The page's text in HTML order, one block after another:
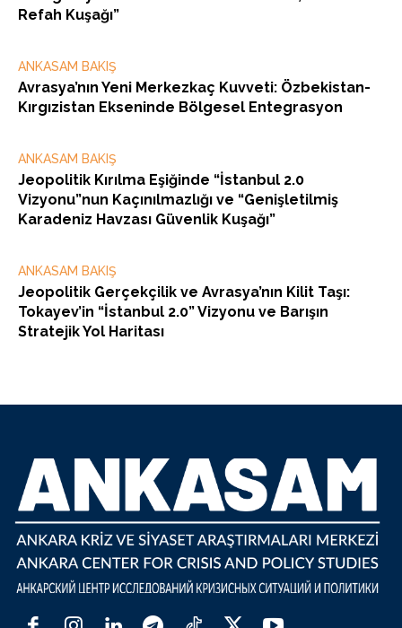
Refah Kuşağı”
ANKASAM BAKIŞ
Avrasya’nın Yeni Merkezkaç Kuvveti: Özbekistan-
Kırgızistan Ekseninde Bölgesel Entegrasyon
ANKASAM BAKIŞ
Jeopolitik Kırılma Eşiğinde “İstanbul 2.0
Vizyonu”nun Kaçınılmazlığı ve “Genişletilmiş
Karadeniz Havzası Güvenlik Kuşağı”
ANKASAM BAKIŞ
Jeopolitik Gerçekçilik ve Avrasya’nın Kilit Taşı:
Tokayev’in “İstanbul 2.0” Vizyonu ve Barışın
Stratejik Yol Haritası